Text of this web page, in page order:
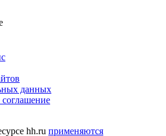
данных
соглашение
hh.ru применяются